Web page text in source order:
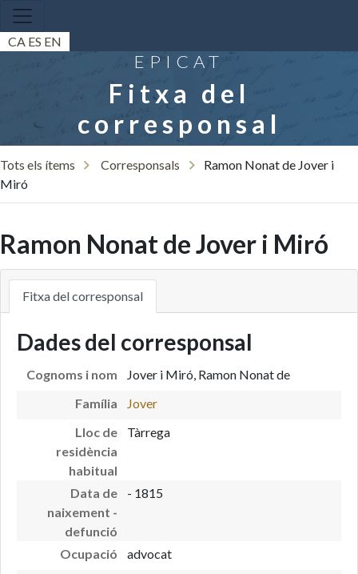
CA ES EN
EPICAT
Fitxa del
corresponsal
Tots els ítems Corresponsals
Ramon Nonat de Jover i
Miró
Ramon Nonat de Jover i Miró
Fitxa del corresponsal
Dades del corresponsal
Cognoms i nom
Jover i Miró, Ramon Nonat de
Família
Jover
Lloc de
residència
habitual
Tàrrega
Data de
naixement -
defunció
- 1815
Ocupació
advocat